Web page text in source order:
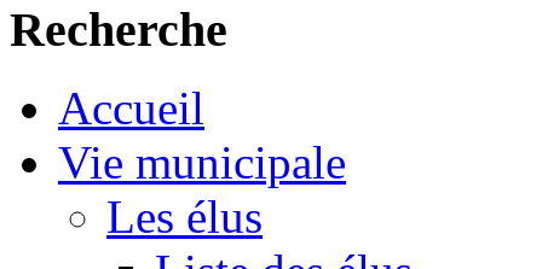
Recherche
Accueil
Vie municipale
Les élus